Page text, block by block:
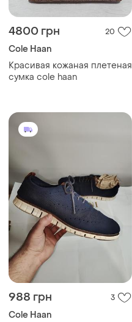
4800 грн 20
Cole Haan
Красивая кожаная плетеная
сумка cole haan
988 грн 3
Cole Haan